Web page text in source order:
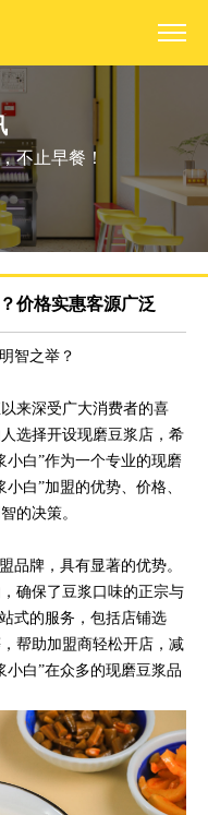
不止早餐！
价格实惠客源广泛
智之举？
来深受广大消费者的喜
选择开设现磨豆浆店，希
小白”作为一个专业的现磨
白”加盟的优势、价格、
的决策。
品牌，具有显著的优势。
确保了豆浆口味的正宗与
式的服务，包括店铺选
帮助加盟商轻松开店，减
小白”在众多的现磨豆浆品